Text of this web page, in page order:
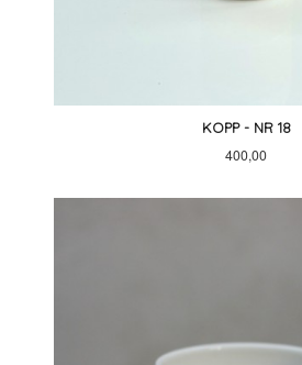
KOPP - NR 18
Pris
400,00